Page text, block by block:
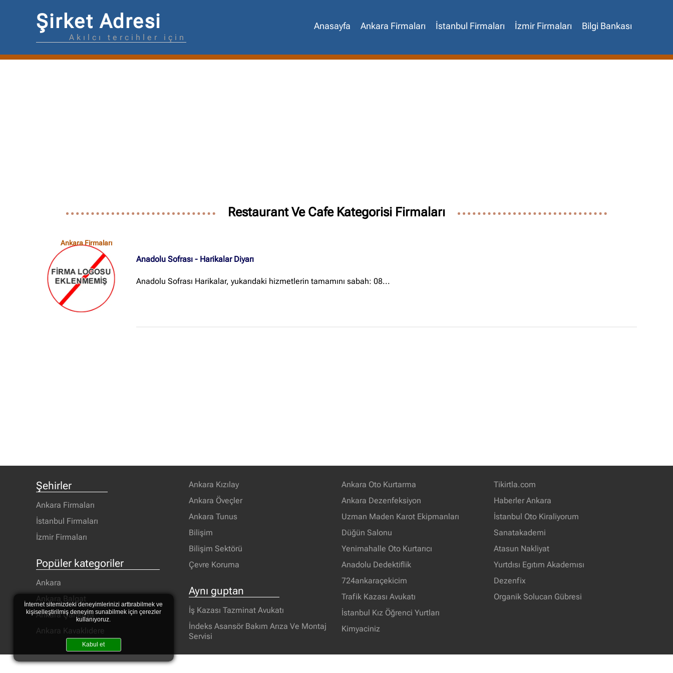
Şirket Adresi
Akılcı tercihler için
Anasayfa Ankara Firmaları İstanbul Firmaları İzmir Firmaları Bilgi Bankası
Restaurant Ve Cafe Kategorisi Firmaları
Ankara Firmaları
Anadolu Sofrası - Harikalar Diyarı
Anadolu Sofrası Harikalar, yukarıdaki hizmetlerin tamamını sabah: 08...
Şehirler
Ankara Firmaları
İstanbul Firmaları
İzmir Firmaları
Popüler kategoriler
Ankara
Ankara Balgat
Ankara Çankaya
Ankara Kavaklıdere
Ankara Kızılay
Ankara Öveçler
Ankara Tunus
Bilişim
Bilişim Sektörü
Çevre Koruma
Aynı guptan
İş Kazası Tazminat Avukatı
İndeks Asansör Bakım Arıza Ve Montaj
Servisi
Ankara Oto Kurtarma
Ankara Dezenfeksiyon
Uzman Maden Karot Ekipmanları
Düğün Salonu
Yenimahalle Oto Kurtarıcı
Anadolu Dedektiflik
724ankaraçekicim
Trafik Kazası Avukatı
İstanbul Kız Öğrenci Yurtları
Kimyaciniz
Tikirtla.com
Haberler Ankara
İstanbul Oto Kiraliyorum
Sanatakademi
Atasun Nakliyat
Yurtdısı Egıtım Akademısı
Dezenfix
Organik Solucan Gübresi
İçerik grupları
İzmir Firmaları
İnternet sitemizdeki deneyimlerinizi arttırabilmek ve
kişiselleştirilmiş deneyim sunabilmek için çerezler
kullanıyoruz.
Kabul et